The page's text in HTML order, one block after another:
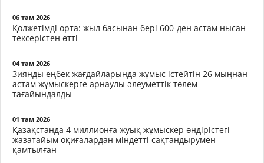
06 там 2026
Қолжетімді орта: жыл басынан бері 600-ден астам нысан
тексерістен өтті
04 там 2026
Зиянды еңбек жағдайларында жұмыс істейтін 26 мыңнан
астам жұмыскерге арнаулы әлеуметтік төлем
тағайындалды
01 там 2026
Қазақстанда 4 миллионға жуық жұмыскер өндірістегі
жазатайым оқиғалардан міндетті сақтандырумен
қамтылған